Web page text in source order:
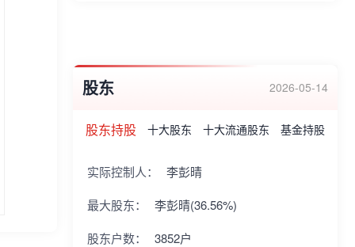
股东 2026-05-14
股东持股 十大股东 十大流通股东 基金持股
实际控制人：
李彭晴
最大股东：
李彭晴(36.56%)
股东户数：
3852户